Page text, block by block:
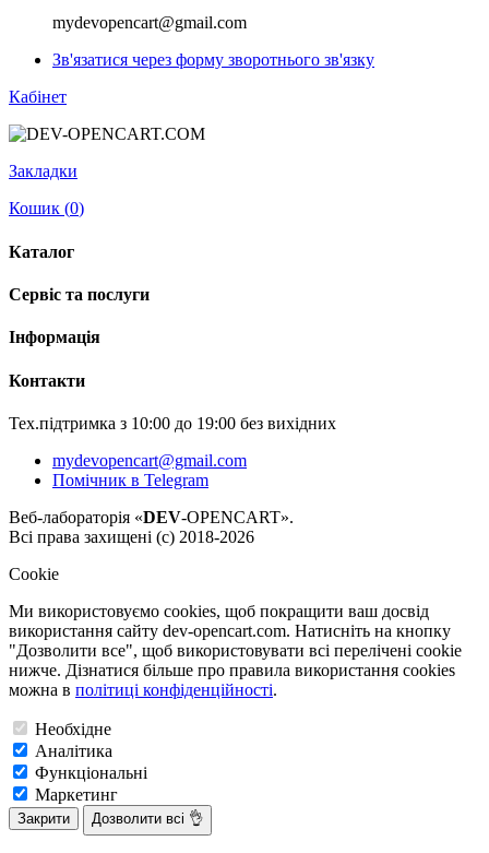
mydevopencart@gmail.com
Зв'язатися через форму зворотнього зв'язку
Кабінет
Закладки
Кошик (0)
Каталог
Сервіс та послуги
Інформація
Контакти
Тех.підтримка з 10:00 до 19:00 без вихідних
mydevopencart@gmail.com
Помічник в Telegram
Веб-лабораторія «DEV-OPENCART».
Всі права захищені (с) 2018-2026
Cookie
Ми використовуємо cookies, щоб покращити ваш досвід
використання сайту dev-opencart.com. Натисніть на кнопку
"Дозволити все", щоб використовувати всі перелічені cookie
нижче. Дізнатися більше про правила використання cookies
можна в політиці конфіденційності.
Необхідне
Аналітика
Функціональні
Маркетинг
Закрити Дозволити всі 👌